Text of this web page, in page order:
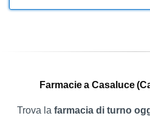
Farmacie a Casaluce
Trova la farmacia di turno